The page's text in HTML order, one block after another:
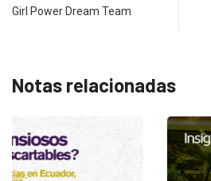
Girl Power Dream Team
Notas relacionadas